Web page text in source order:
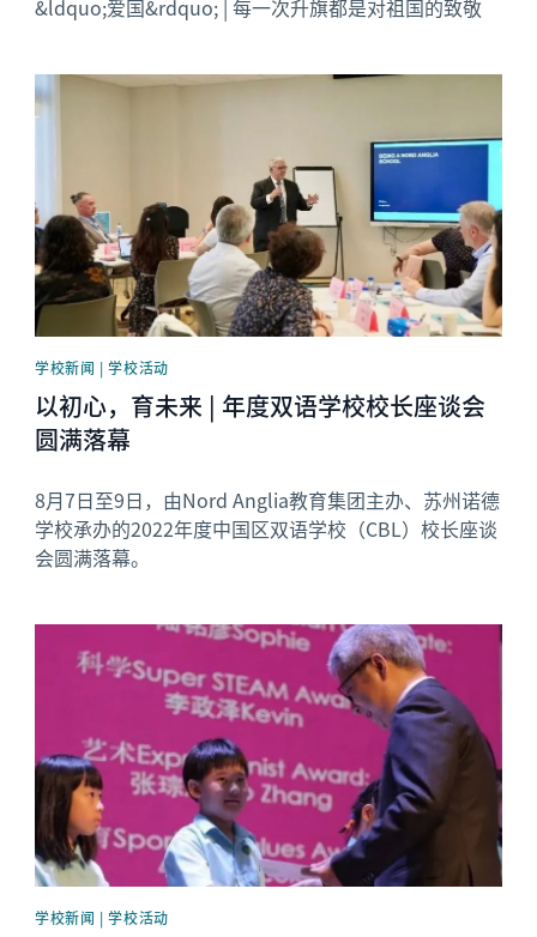
&ldquo;爱国&rdquo; | 每一次升旗都是对祖国的致敬
News image
学校新闻 | 学校活动
以初心，育未来 | 年度双语学校校长座谈会
圆满落幕
8月7日至9日，由Nord Anglia教育集团主办、苏州诺德
学校承办的2022年度中国区双语学校（CBL）校长座谈
会圆满落幕。
学校新闻 | 学校活动